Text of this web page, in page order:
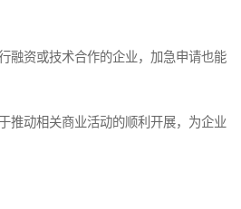
融资或技术合作的企业，加急申请也能
推动相关商业活动的顺利开展，为企业